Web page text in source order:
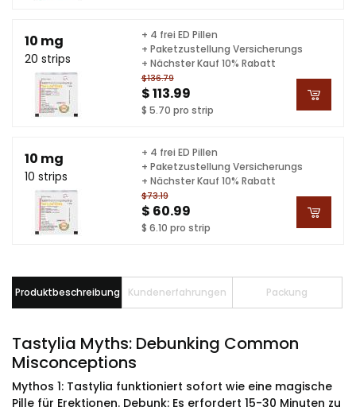
10 mg
20 strips
$136.79
$ 113.99
$ 5.70 pro strip
+ 4 frei ED Pillen
+ Paketzustellung Versicherungs
+ Nächster Kauf 10% Rabatt
10 mg
10 strips
$73.19
$ 60.99
$ 6.10 pro strip
+ 4 frei ED Pillen
+ Paketzustellung Versicherungs
+ Nächster Kauf 10% Rabatt
Produktbeschreibung Kundenerfahrungen Packung
Tastylia Myths: Debunking Common
Misconceptions
Mythos 1: Tastylia funktioniert sofort wie eine magische
Pille für Erektionen. Debunk: Es erfordert 15-30 Minuten zu